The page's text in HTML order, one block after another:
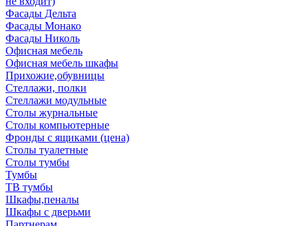
Фасады Дельта
Фасады Монако
Фасады Николь
Офисная мебель
Офисная мебель шкафы
Прихожие,обувницы
Стеллажи, полки
Стеллажи модульные
Столы журнальные
Столы компьютерные
Фронды с ящиками (цена)
Столы туалетные
Столы тумбы
Тумбы
ТВ тумбы
Шкафы,пеналы
Шкафы с дверьми